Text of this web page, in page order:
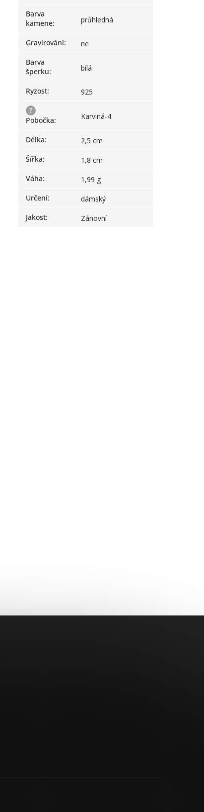
Barva
kamene: průhledná
Gravírování:
ne
Barva
šperku: bílá
Ryzost:
925
?
Pobočka: Karviná-4
Délka:
2,5 cm
Šířka:
1,8 cm
Váha:
1,99 g
Určení:
dámský
Jakost: Zánovní